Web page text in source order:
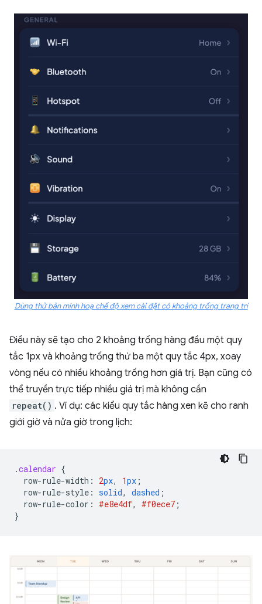
Dùng thử bản minh hoạ chế độ xem cài đặt có khoảng trống trang trí
Điều này sẽ tạo cho 2 khoảng trống hàng đầu một quy
tắc 1px và khoảng trống thứ ba một quy tắc 4px, xoay
vòng nếu có nhiều khoảng trống hơn giá trị. Bạn cũng có
thể truyền trực tiếp nhiều giá trị mà không cần
repeat() . Ví dụ: các kiểu quy tắc hàng xen kẽ cho ranh
giới giờ và nửa giờ trong lịch:
.calendar {
row-rule-width : 2px, 1px ;
row-rule-style : solid, dashed ;
row-rule-color : #e8e4df, #f0ece7 ;
}